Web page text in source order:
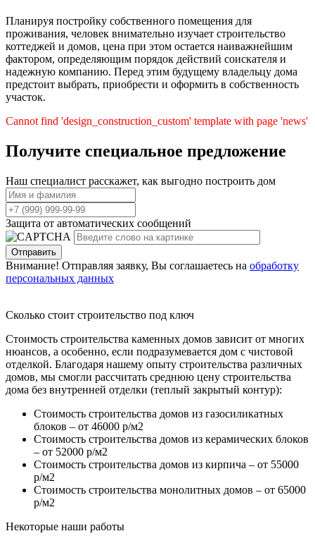
Планируя постройку собственного помещения для
проживания, человек внимательно изучает строительство
коттеджей и домов, цена при этом остается наиважнейшим
фактором, определяющим порядок действий соискателя и
надежную компанию. Перед этим будущему владельцу дома
предстоит выбрать, приобрести и оформить в собственность
участок.
Cannot find 'design_construction_custom' template with page 'news'
Получите специальное предложение
Наш специалист расскажет, как выгодно построить дом
Защита от автоматических сообщений
Внимание! Отправляя заявку, Вы соглашаетесь на обработку
персональных данных
Сколько стоит строительство под ключ
Стоимость строительства каменных домов зависит от многих
нюансов, а особенно, если подразумевается дом с чистовой
отделкой. Благодаря нашему опыту строительства различных
домов, мы смогли рассчитать среднюю цену строительства
дома без внутренней отделки (теплый закрытый контур):
Стоимость строительства домов из газосиликатных
блоков – от 46000 р/м2
Стоимость строительства домов из керамических блоков
– от 52000 р/м2
Стоимость строительства домов из кирпича – от 55000
р/м2
Стоимость строительства монолитных домов – от 65000
р/м2
Некоторые наши работы